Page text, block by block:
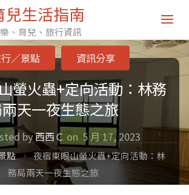
兒生活指南
、育兒、旅行資訊
螢火蟲+定向活動：林務
天一夜生態之旅
by西西Ｃon 5 月 17, 2023
／景點 資訊分享
點
夜宿東眼山螢火蟲+定向活動：林
務局兩天一夜生態之旅